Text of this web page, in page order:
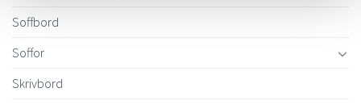
Soffbord
Soffor
Skrivbord